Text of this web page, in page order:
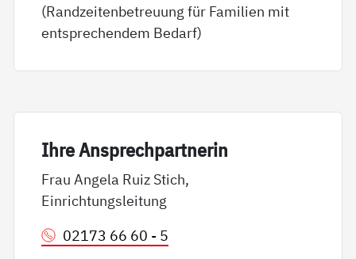
(Randzeitenbetreuung für Familien mit
entsprechendem Bedarf)
Ih­re An­sp­rech­part­ne­rin
Frau Angela Ruiz Stich,
Einrichtungsleitung
02173 66 60 - 5